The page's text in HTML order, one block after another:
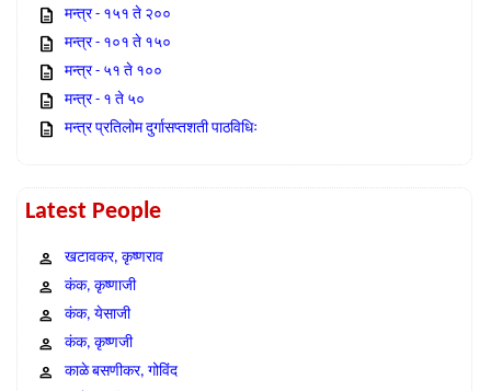
मन्त्र - १५१ ते २००
मन्त्र - १०१ ते १५०
मन्त्र - ५१ ते १००
मन्त्र - १ ते ५०
मन्त्र प्रतिलोम दुर्गासप्तशती पाठविधिः
Latest People
खटावकर, कृष्णराव
कंक, कृष्णाजी
कंक, येसाजी
कंक, कृष्णजी
काळे बसणीकर, गोविंद